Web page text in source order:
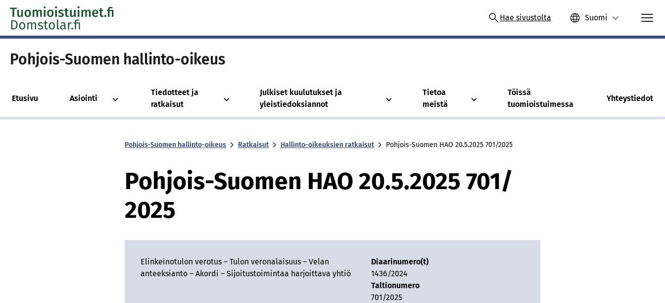
Skip to content -saavutettavuusohje
Hae sivustolta Suomi
Pohjois-Suomen hallinto-oikeus
Etusivu Asiointi
Tiedotteet ja
ratkaisut
Julkiset kuulutukset ja
yleistiedoksiannot
Tietoa
meistä
Töissä
tuomioistuimessa
Yhteystiedot
Pohjois-Suomen hallinto-oikeus Ratkaisut Hallinto-oikeuksien ratkaisut Poh­jois-Suo­men HAO 20.5.2025 701/​2025
Poh­jois-Suo­men HAO 20.5.2025 701/​
2025
Elinkeinotulon verotus – Tulon veronalaisuus – Velan
anteeksianto – Akordi – Sijoitustoimintaa harjoittava yhtiö
Diaarinumero(t)
1436/2024
Taltionumero
701/2025